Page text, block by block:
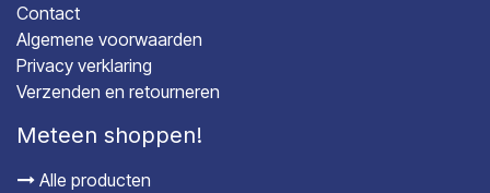
Contact
Algemene voorwaarden
Privacy verklaring
Verzenden en retourneren
Meteen shoppen!
Alle producten